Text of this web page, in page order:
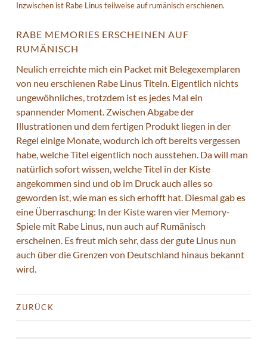
Inzwischen ist Rabe Linus teilweise auf rumänisch erschienen.
RABE MEMORIES ERSCHEINEN AUF
RUMÄNISCH
Neulich erreichte mich ein Packet mit Belegexemplaren
von neu erschienen Rabe Linus Titeln. Eigentlich nichts
ungewöhnliches, trotzdem ist es jedes Mal ein
spannender Moment. Zwischen Abgabe der
Illustrationen und dem fertigen Produkt liegen in der
Regel einige Monate, wodurch ich oft bereits vergessen
habe, welche Titel eigentlich noch ausstehen. Da will man
natürlich sofort wissen, welche Titel in der Kiste
angekommen sind und ob im Druck auch alles so
geworden ist, wie man es sich erhofft hat. Diesmal gab es
eine Überraschung: In der Kiste waren vier Memory-
Spiele mit Rabe Linus, nun auch auf Rumänisch
erscheinen. Es freut mich sehr, dass der gute Linus nun
auch über die Grenzen von Deutschland hinaus bekannt
wird.
BEITRAGS-
ZURÜCK